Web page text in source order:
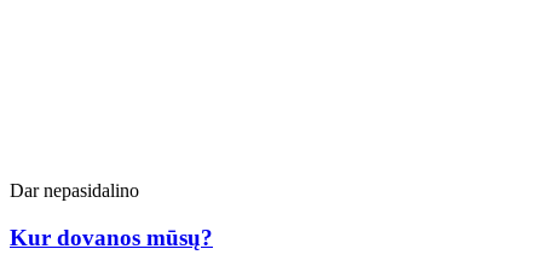
Dar nepasidalino
Kur dovanos mūsų?